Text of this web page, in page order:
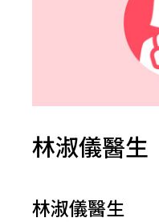
林淑儀醫生
林淑儀醫生